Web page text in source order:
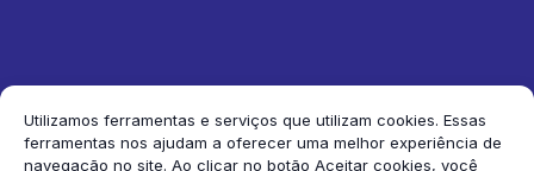
Utilizamos ferramentas e serviços que utilizam cookies. Essas
ferramentas nos ajudam a oferecer uma melhor experiência de
navegação no site. Ao clicar no botão Aceitar cookies, você
2026 Jornal de Corupá. Todos os direitos reservados.